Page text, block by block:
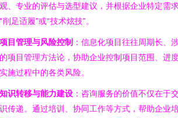
、专业的评估与选型建议，并根据企业特定需
削足适履”或“技术炫技”。
目管理与风险控制 ：信息化项目往往周期长、
项目管理方法论，协助企业控制项目范围、进
施过程中的各类风险。
识转移与能力建设 ：咨询服务的价值不仅在于
传递。通过培训、协同工作等方式，帮助企业